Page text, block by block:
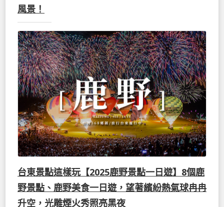
風景！
台東景點這樣玩【2025鹿野景點一日遊】8個鹿
野景點、鹿野美食一日遊，望著繽紛熱氣球冉冉
升空，光雕煙火秀照亮黑夜